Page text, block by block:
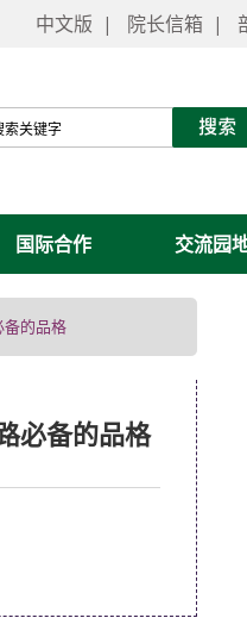
中文版 | 院长信箱 |
国际合作 交流园
备的品格
必备的品格